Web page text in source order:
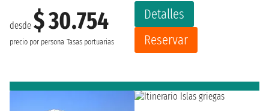
desde $ 30.754
precio por persona Tasas portuarias
Detalles
Reservar